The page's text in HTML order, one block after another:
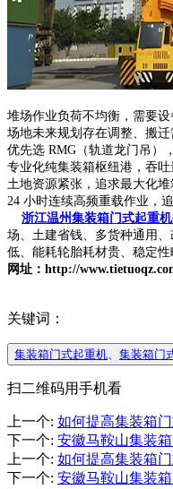
堆场作业负荷不均衡，需要设
场地未来规划存在调整、搬迁
优先选 RMG（轨道龙门吊）
专业化纯集装箱枢纽港，吞吐
土地资源紧张，追求最大化堆
24 小时连续高频重载作业，
浙江温州集装箱门式起重
场、土建省钱、多货种通用
低、能耗轮胎耗材贵、稳定性
网址：http://
关键词：
集装箱门式起重机 集装箱门
扫二维码用手机看
上一个: 如何提高集装箱
下一个: 安徽马鞍山集装
上一个: 如何提高集装箱
下一个: 安徽马鞍山集装